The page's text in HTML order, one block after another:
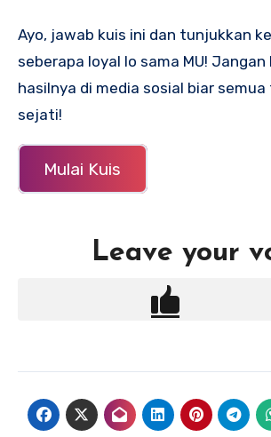
Ayo, jawab kuis ini dan tunjukkan
seberapa loyal lo sama MU! Jangan
hasilnya di media sosial biar
sejati!
Mulai Kuis
Leave your